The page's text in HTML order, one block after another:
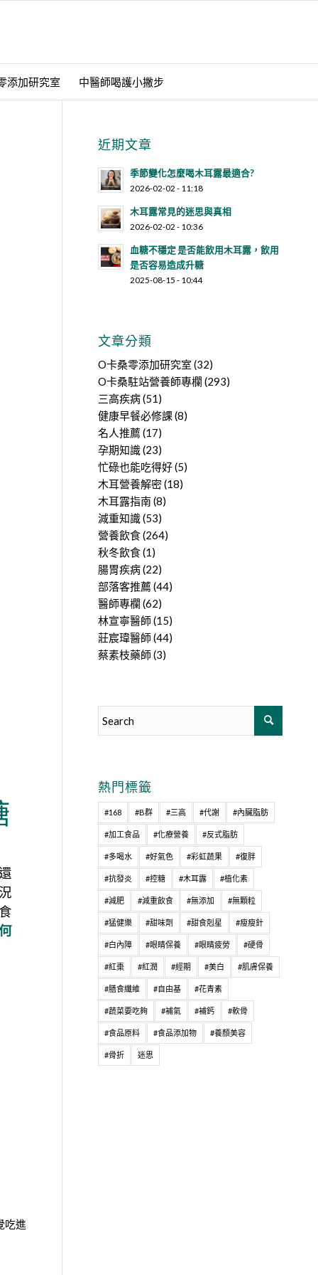
添加研究室 中醫師喝護小撇步
吃進
近期文章
季節變化怎麼喝木耳露最適合?
2026-02-02 - 11:18
木耳露常見的迷思與真相
2026-02-02 - 10:36
血糖不穩定 是否能飲用木耳露，飲用
是否容易造成升糖
2025-08-15 - 10:44
文章分類
O卡桑零添加研究室 (32)
O卡桑駐站營養師專欄 (293)
三高疾病(51)
健康早餐必修課(8)
名人推薦 (17)
孕期知識(23)
忙碌也能吃得好(5)
木耳營養解密(18)
木耳露指南(8)
減重知識(53)
營養飲食(264)
秋冬飲食(1)
腸胃疾病(22)
部落客推薦 (44)
醫師專欄 (62)
林宣寧醫師(15)
莊宸瑋醫師(44)
蔡素枝藥師(3)
熱門標籤
#168 #B群 #三高 #代謝 #內臟脂肪
#加工食品 #化療營養 #反式脂肪
#多喝水 #好氣色 #彩虹蔬果 #復胖
#抗發炎 #控糖 #木耳露 #植化素
#減肥 #減重飲食 #無添加 #無顆粒
#猛健樂 #甜味劑 #甜食剋星 #瘦瘦針
#白內障 #眼睛保養 #眼睛疲勞 #硬骨
#紅棗 #紅潤 #經期 #美白 #肌膚保養
#膳食纖維 #自由基 #花青素
#蔬菜要吃夠 #補氣 #補鈣 #軟骨
#食品原料 #食品添加物 #養顏美容
#骨折 迷思